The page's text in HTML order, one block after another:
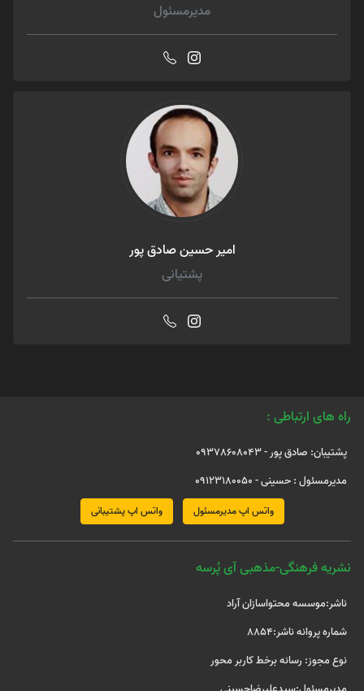
مدیرمسئول
امیر حسین صادق پور
پشتیانی
راه های ارتباطی :
پشتیبان: صادق پور - 09378608043
مدیرمسئول : حسینی - 09123180050
واتس اپ مدیرمسئول واتس اپ پشتیبانی
نشریه فرهنگی-مذهبی آی پُرسه
ناشر:موسسه محتواسازان آراد
شماره پروانه ناشر:8854
نوع مجوز: رسانه برخط کاربر محور